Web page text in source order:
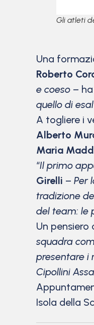
Gli atleti
Una
Roberto
e coeso –
quello di
A togliere i
Alberto
Maria
“Il primo
Girelli – Per
tradizione
del team: le
Un
squadra
presentare i
Cipollini
Isola della